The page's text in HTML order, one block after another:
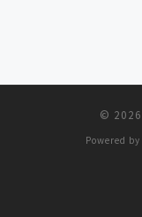
© 2026
Powered by